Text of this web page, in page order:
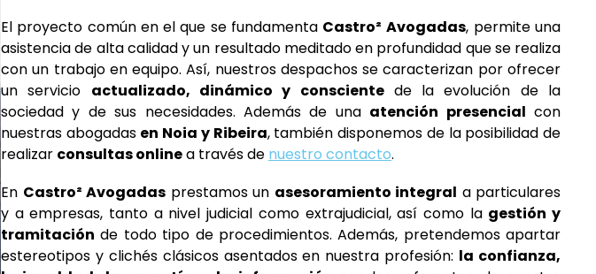
El proyecto común en el que se fundamenta Castro² Avogadas, permite una
asistencia de alta calidad y un resultado meditado en profundidad que se realiza
con un trabajo en equipo. Así, nuestros despachos se caracterizan por ofrecer
un servicio actualizado, dinámico y conscientede la evolución de la
sociedad y de sus necesidades. Además de una atención presencial con
nuestras abogadas en Noia y Ribeira, también disponemos de la posibilidad de
realizar consultas onlinea través de nuestro contacto.
En Castro² Avogadas prestamos un asesoramiento integral a particulares
y a empresas, tanto a nivel judicial como extrajudicial, así como la gestión y
tramitación de todo tipo de procedimientos. Además, pretendemos apartar
estereotipos y clichés clásicos asentados en nuestra profesión: la confianza,